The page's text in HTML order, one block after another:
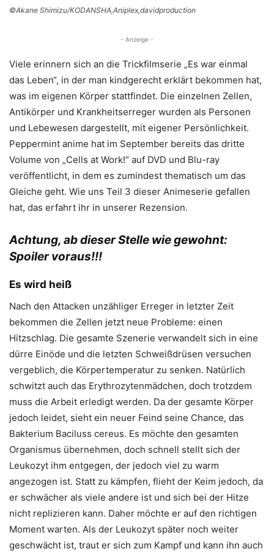
©Akane Shimizu/KODANSHA,Aniplex,davidproduction
- Anzeige -
Viele erinnern sich an die Trickfilmserie „Es war einmal
das Leben“, in der man kindgerecht erklärt bekommen hat,
was im eigenen Körper stattfindet. Die einzelnen Zellen,
Antikörper und Krankheitserreger wurden als Personen
und Lebewesen dargestellt, mit eigener Persönlichkeit.
Peppermint anime hat im September bereits das dritte
Volume von „Cells at Work!“ auf DVD und Blu-ray
veröffentlicht, in dem es zumindest thematisch um das
Gleiche geht. Wie uns Teil 3 dieser Animeserie gefallen
hat, das erfahrt ihr in unserer Rezension.
Achtung, ab dieser Stelle wie gewohnt:
Spoiler voraus!!!
Es wird heiß
Nach den Attacken unzähliger Erreger in letzter Zeit
bekommen die Zellen jetzt neue Probleme: einen
Hitzschlag. Die gesamte Szenerie verwandelt sich in eine
dürre Einöde und die letzten Schweißdrüsen versuchen
vergeblich, die Körpertemperatur zu senken. Natürlich
schwitzt auch das Erythrozytenmädchen, doch trotzdem
muss die Arbeit erledigt werden. Da der gesamte Körper
jedoch leidet, sieht ein neuer Feind seine Chance, das
Bakterium Baciluss cereus. Es möchte den gesamten
Organismus übernehmen, doch schnell stellt sich der
Leukozyt ihm entgegen, der jedoch viel zu warm
angezogen ist. Statt zu kämpfen, flieht der Keim jedoch, da
er schwächer als viele andere ist und sich bei der Hitze
nicht replizieren kann. Daher möchte er auf den richtigen
Moment warten. Als der Leukozyt später noch weiter
geschwächt ist, traut er sich zum Kampf und kann ihn auch